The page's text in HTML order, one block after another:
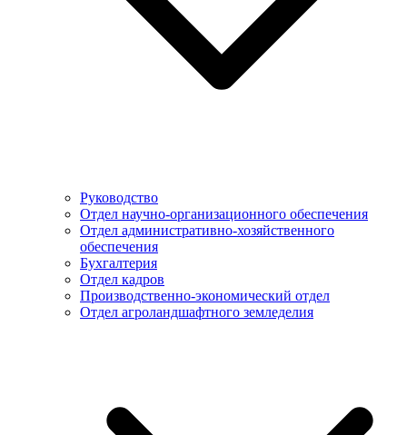
Руководство
Отдел научно-организационного обеспечения
Отдел административно-хозяйственного
обеспечения
Бухгалтерия
Отдел кадров
Производственно-экономический отдел
Отдел агроландшафтного земледелия